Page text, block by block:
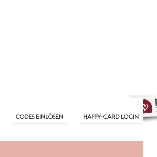
CODES EINLÖSEN HAPPY-CARD LOGIN